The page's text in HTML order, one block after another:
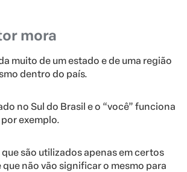
mora
muito de um estado e de uma região
dentro do país.
no Sul do Brasil e o “você” funciona
exemplo.
são utilizados apenas em certos
que não vão significar o mesmo para